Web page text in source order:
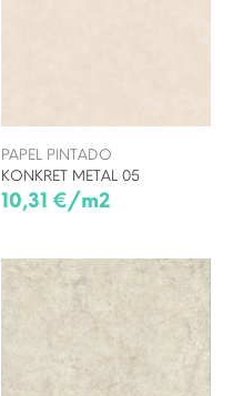
PAPEL PINTADO
KONKRET METAL 05
10,31 €/m2